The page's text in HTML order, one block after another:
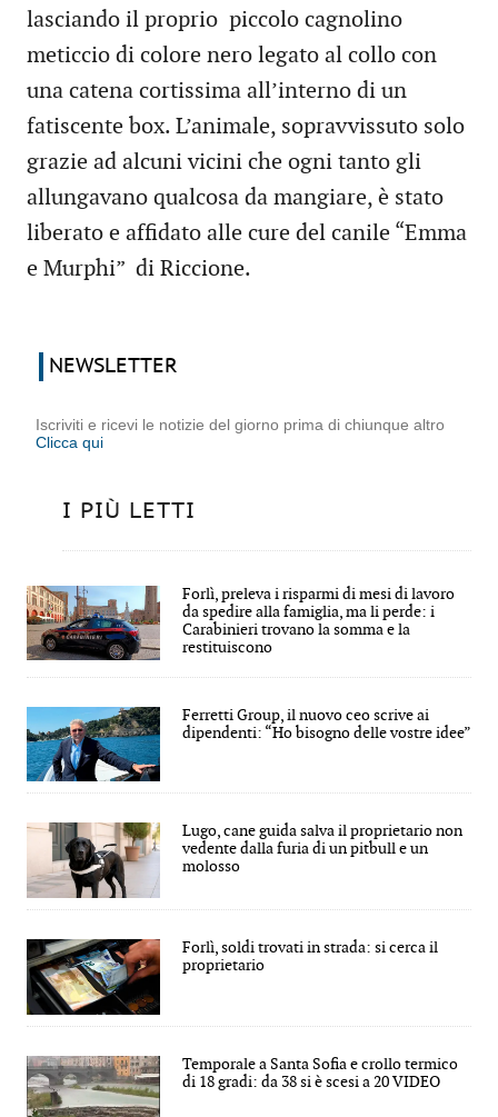
lasciando il proprio piccolo cagnolino
meticcio di colore nero legato al collo con
una catena cortissima all’interno di un
fatiscente box. L’animale, sopravvissuto solo
grazie ad alcuni vicini che ogni tanto gli
allungavano qualcosa da mangiare, è stato
liberato e affidato alle cure del canile “Emma
e Murphi” di Riccione.
NEWSLETTER
Iscriviti e ricevi le notizie del giorno prima di chiunque altro
Clicca qui
I PIÙ LETTI
Forlì, preleva i risparmi di mesi di lavoro
da spedire alla famiglia, ma li perde: i
Carabinieri trovano la somma e la
restituiscono
Ferretti Group, il nuovo ceo scrive ai
dipendenti: “Ho bisogno delle vostre idee”
Lugo, cane guida salva il proprietario non
vedente dalla furia di un pitbull e un
molosso
Forlì, soldi trovati in strada: si cerca il
proprietario
Temporale a Santa Sofia e crollo termico
di 18 gradi: da 38 si è scesi a 20 VIDEO